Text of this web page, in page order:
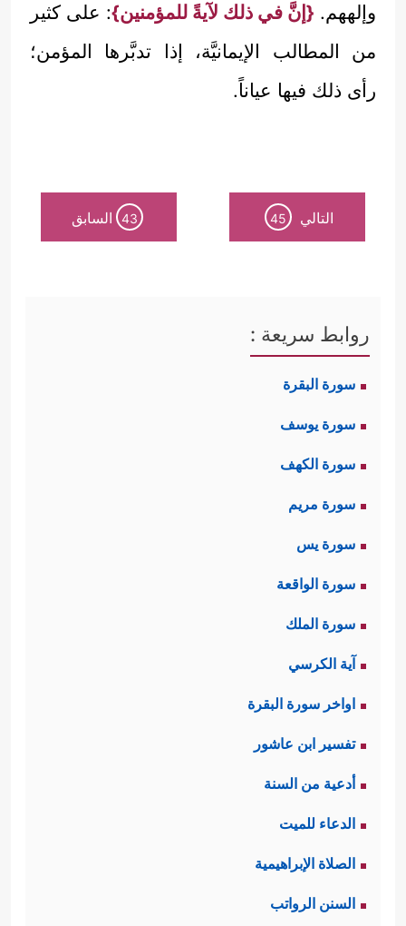
وإلههم. {إنَّ في ذلك لآيةً للمؤمنين}: على كثير
من المطالب الإيمانيَّة، إذا تدبَّرها المؤمن؛
رأى ذلك فيها عياناً.
التالي 45
43 السابق
روابط سريعة :
سورة البقرة
سورة يوسف
سورة الكهف
سورة مريم
سورة يس
سورة الواقعة
سورة الملك
آية الكرسي
اواخر سورة البقرة
تفسير ابن عاشور
أدعية من السنة
الدعاء للميت
الصلاة الإبراهيمية
السنن الرواتب